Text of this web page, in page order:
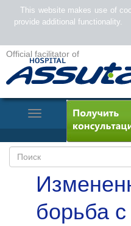
Official facilitator of
Toggle
Navigation
борьба
This website makes use of
provide additional functionality.